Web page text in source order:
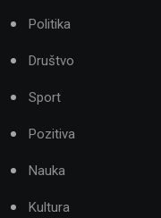
Politika
Društvo
Sport
Pozitiva
Nauka
Kultura